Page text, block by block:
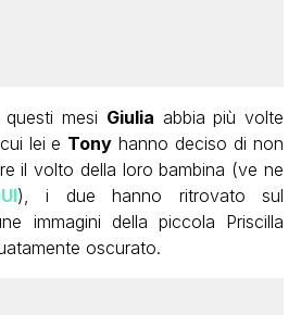
mesi Giulia abbia più volte
lei e Tony hanno deciso di non
il volto della loro bambina (ve ne
), i due hanno ritrovato sul
immagini della piccola Priscilla
oscurato.